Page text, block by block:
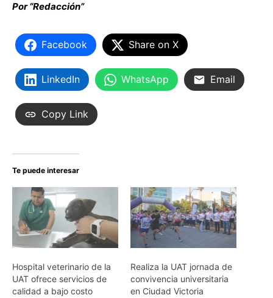
Por “Redacción”
Facebook Share on X
LinkedIn WhatsApp Email
Copy Link
Te puede interesar
Hospital veterinario de la
UAT ofrece servicios de
calidad a bajo costo
Realiza la UAT jornada de
convivencia universitaria
en Ciudad Victoria